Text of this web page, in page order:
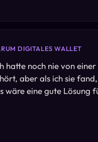
DIGITALES WALLET
hatte noch nie von
aber als ich sie
wäre eine gute Lösung